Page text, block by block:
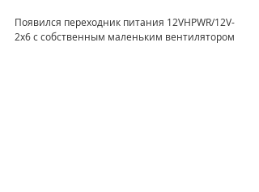
Появился переходник питания 12VHPWR/12V-
2x6 с собственным маленьким вентилятором